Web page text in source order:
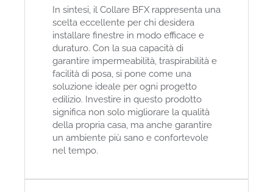
In sintesi, il Collare BFX rappresenta una
scelta eccellente per chi desidera
installare finestre in modo efficace e
duraturo. Con la sua capacità di
garantire impermeabilità, traspirabilità e
facilità di posa, si pone come una
soluzione ideale per ogni progetto
edilizio. Investire in questo prodotto
significa non solo migliorare la qualità
della propria casa, ma anche garantire
un ambiente più sano e confortevole
nel tempo.